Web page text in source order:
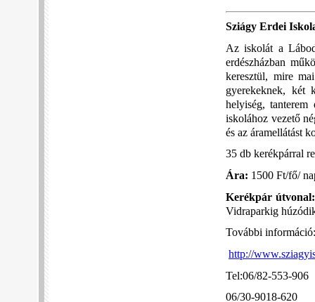
Sziágy Erdei
Az iskolát a
erdészházban
keresztül, mire
gyerekeknek, két
helyiség,
iskolához vezető
és az áramellátást
35 db kerékpárral
Ára: 1500 Ft/fő/
Kerékpár útvonal:
Vidraparkig
További információ:
http://
Tel:06/82-553-906
06/30-9018-620